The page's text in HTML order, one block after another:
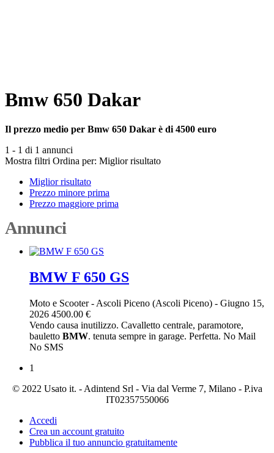
Bmw 650 Dakar
Il prezzo medio per Bmw 650 Dakar è di 4500 euro
1 - 1 di 1 annunci
Mostra filtri Ordina per: Miglior risultato
Miglior risultato
Prezzo minore prima
Prezzo maggiore prima
Annunci
BMW F 650 GS
Moto e Scooter- Ascoli Piceno (Ascoli Piceno) - Giugno 15,
2026 4500.00 €
Vendo causa inutilizzo. Cavalletto centrale, paramotore,
bauletto BMW. tenuta sempre in garage. Perfetta. No Mail
No SMS
1
© 2022 Usato it. - Adintend Srl - Via dal Verme 7, Milano - P.iva
IT02357550066
Accedi
Crea un account gratuito
Pubblica il tuo annuncio gratuitamente